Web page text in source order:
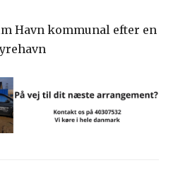
Havn kommunal efter en